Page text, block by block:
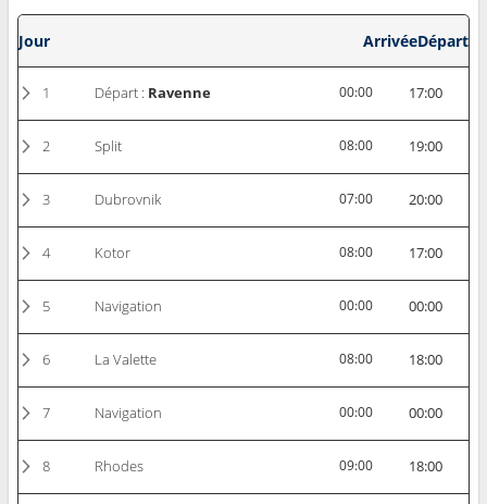
Jour ArrivéeDépart
1 Départ : Ravenne 00:00 17:00
2 Split 08:00 19:00
3 Dubrovnik 07:00 20:00
4 Kotor 08:00 17:00
5 Navigation 00:00 00:00
6 La Valette 08:00 18:00
7 Navigation 00:00 00:00
8 Rhodes 09:00 18:00